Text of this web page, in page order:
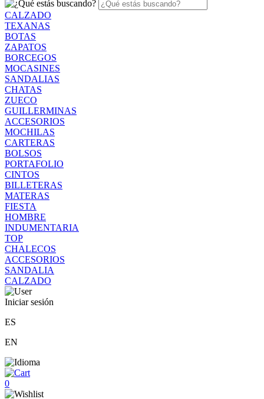
CALZADO
TEXANAS
BOTAS
ZAPATOS
BORCEGOS
MOCASINES
SANDALIAS
CHATAS
ZUECO
GUILLERMINAS
ACCESORIOS
MOCHILAS
CARTERAS
BOLSOS
PORTAFOLIO
CINTOS
BILLETERAS
MATERAS
FIESTA
HOMBRE
INDUMENTARIA
TOP
CHALECOS
ACCESORIOS
SANDALIA
CALZADO
Iniciar sesión
ES
EN
0